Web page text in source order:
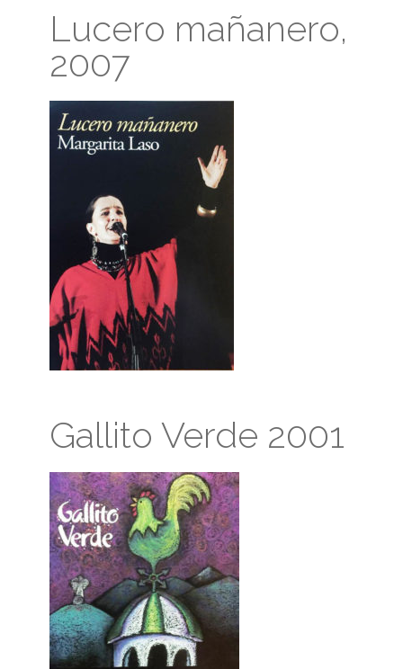
Lucero mañanero,
2007
Gallito Verde 2001